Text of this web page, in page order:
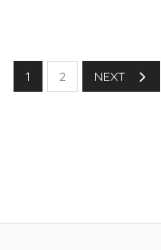
1 2 NEXT